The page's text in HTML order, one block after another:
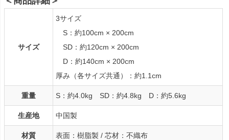
サイズ
3サイズ
S：約100cm × 200cm
SD：約120cm × 200cm
D：約140cm × 200cm
厚み（各サイズ共通）：約1.1cm
重量 S：約4.0kg SD：約4.8kg D：約5.6kg
生産地 中国製
材質 表面：樹脂製 / 芯材：不織布